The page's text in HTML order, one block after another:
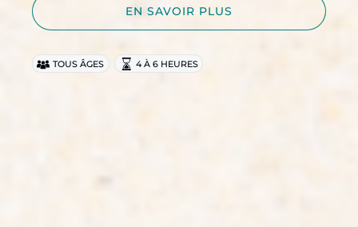
EN SAVOIR PLUS
TOUS ÂGES 4 À 6 HEURES